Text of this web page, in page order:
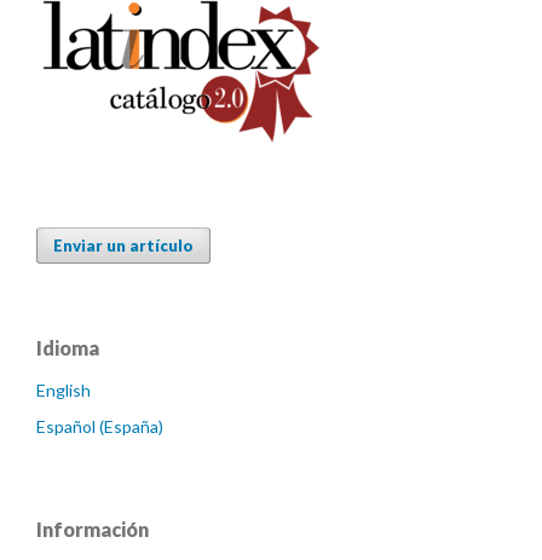
Enviar un artículo
Idioma
English
Español (España)
Información